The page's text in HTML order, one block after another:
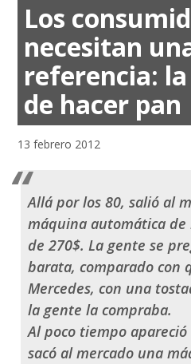
Los
necesitan
referencia:
de hacer pan
13 febrero 2012
Allá por los 80, salió al
máquina automática de
de 270$. La gente se
barata, comparado con
Mercedes, con una
la gente la compraba.
Al poco tiempo
sacó al mercado una